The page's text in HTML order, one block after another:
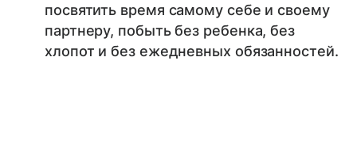
посвятить время самому себе и своему
партнеру, побыть без ребенка, без
хлопот и без ежедневных обязанностей.